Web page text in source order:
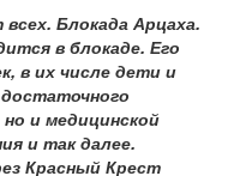
Блокада Арцаха.
в блокаде. Его
в их числе дети и
и медицинской
и так далее.
Красный Крест